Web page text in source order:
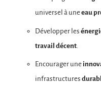
universel à uneeau
Développer les
travail décent
Encourager une
infrastructures